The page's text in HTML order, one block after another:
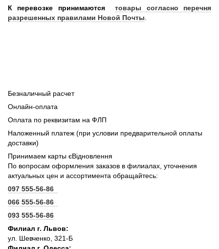
К перевозке принимаютсятовары согласно перечня
разрешенных правилами Новой Почты.
Безналичный расчет
Онлайн-оплата
Оплата по реквизитам на ФЛП
Наложенный платеж (при условии предварительной оплаты
доставки)
Принимаем карты єВідновлення
По вопросам оформления заказов в филиалах, уточнения
актуальных цен и ассортимента обращайтесь:
097 555-56-86
066 555-56-86
093 555-56-86
Филиал г. Львов:
ул. Шевченко, 321-Б